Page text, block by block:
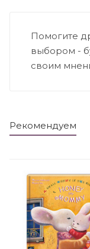
Помогите
выбором -
своим
Рекомендуем